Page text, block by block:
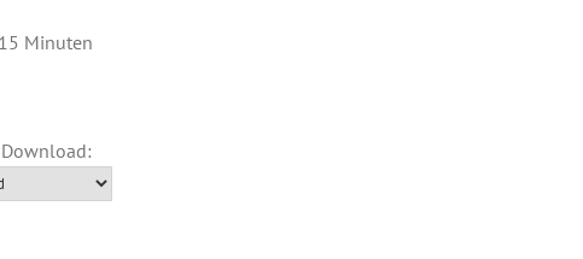
Minuten